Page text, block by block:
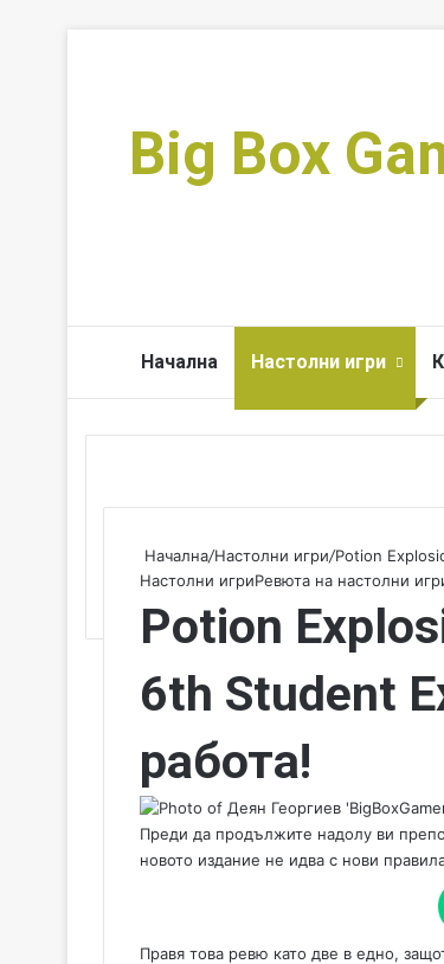
Big Box
Начална Настолни игри
Начална/Настолни игри/Potion
Настолни игриРевюта на настолни
Potion
6th Student
работа!
Преди да продължите надолу ви
новото издание не идва с нови
Правя това ревю като две в едно,